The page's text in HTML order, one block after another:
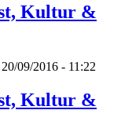
Kultur &
09/2016 - 11:22
Kultur &